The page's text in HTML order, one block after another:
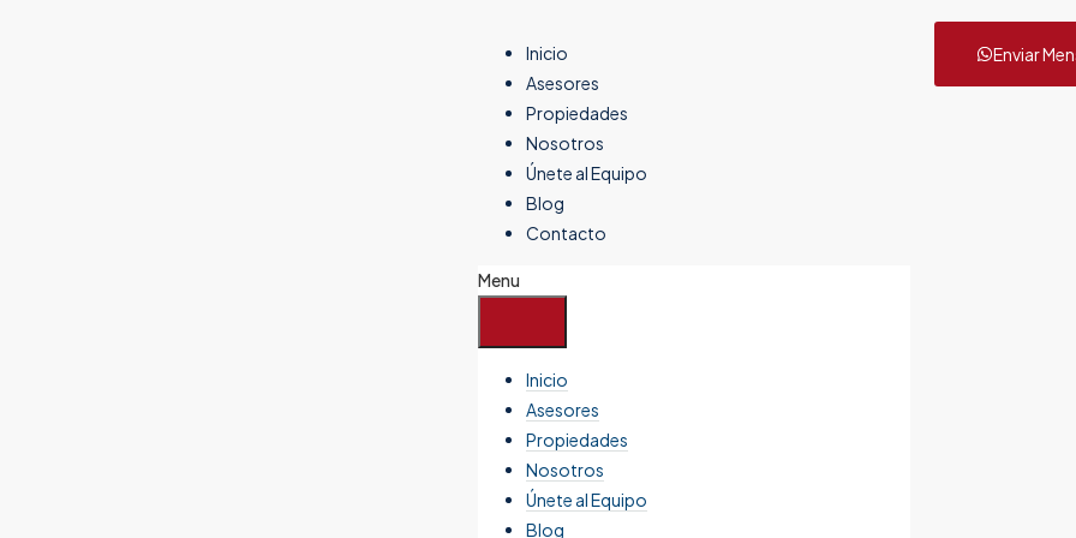
Inicio
Asesores
Propiedades
Nosotros
Únete al Equipo
Blog
Contacto
Menu
Inicio
Asesores
Propiedades
Nosotros
Únete al Equipo
Blog
Enviar